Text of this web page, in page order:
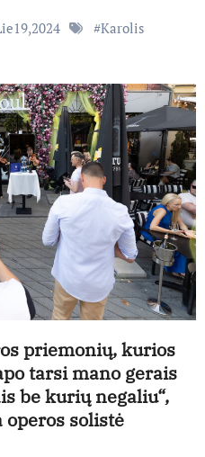
#Karolis
priemonių, kurios
tarsi mano gerais
be kurių negaliu“,
solistė